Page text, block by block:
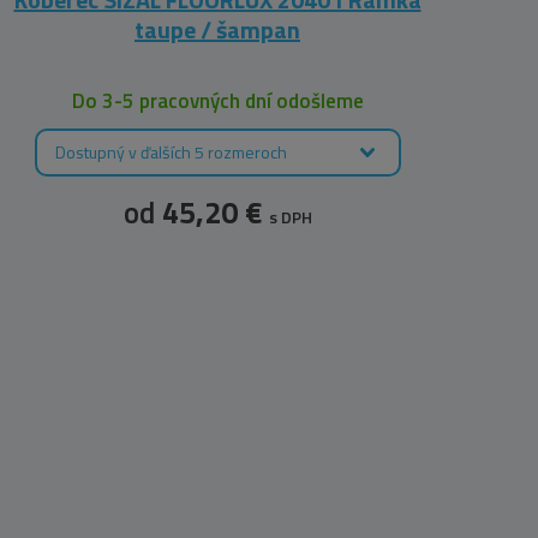
taupe / šampan
Do 3-5 pracovných dní odošleme
Dostupný v ďalších 5 rozmeroch
od 45,20 € s DPH